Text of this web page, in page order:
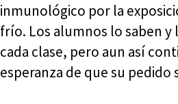
inmunológico por la
frío. Los alumnos lo saben y
cada clase, pero aun así
esperanza de que su pedido